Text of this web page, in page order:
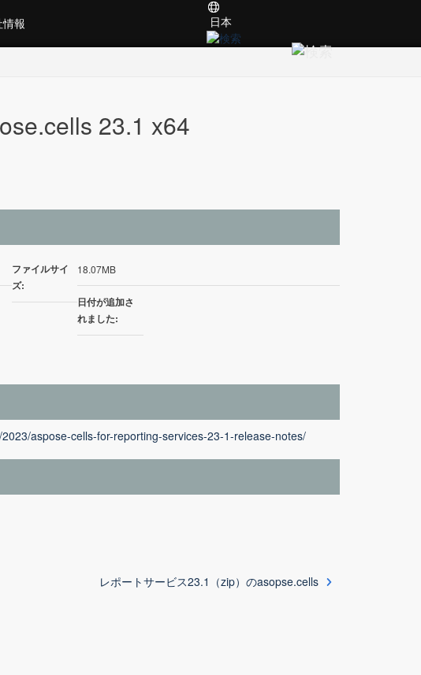
日本
情報
23.1 x64
ファイルサイ
ズ:
18.07MB
日付が追加さ
れました:
aspose-cells-for-reporting-services-23-1-release-notes/
レポートサービス23.1（zip）のasopse.cells